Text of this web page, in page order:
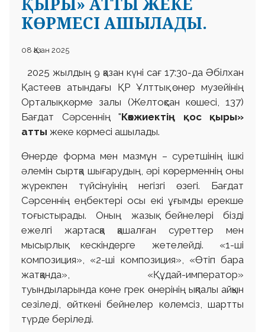
КӨРМЕСІ АШЫЛАДЫ.
08 Қазан 2025
2025 жылдың 9 қазан күні сағ 17:30-да Әбілхан
Қастеев атындағы ҚР Ұлттық өнер музейінің
Орталық көрме залы (Желтоқсан көшесі, 137)
Бағдат Сәрсеннің "Көкжиектің қос қыры»
атты жеке көрмесі ашылады.
Өнерде форма мен мазмұн – суретшінің ішкі
әлемін сыртқа шығарудың, әрі көрерменнің оны
жүрекпен түйсінуінің негізгі өзегі. Бағдат
Сәрсеннің еңбектері осы екі ұғымды ерекше
тоғыстырады. Оның жазық бейнелері бізді
ежелгі жартасқа қашалған суреттер мен
мысырлық кескіндерге жетелейді. «1-ші
композиция», «2-ші композиция», «Өтіп бара
жатқанда», «Құдай-император»
туындыларында көне грек өнерінің ықпалы айқын
сезіледі, өйткені бейнелер көлемсіз, шартты
түрде беріледі.